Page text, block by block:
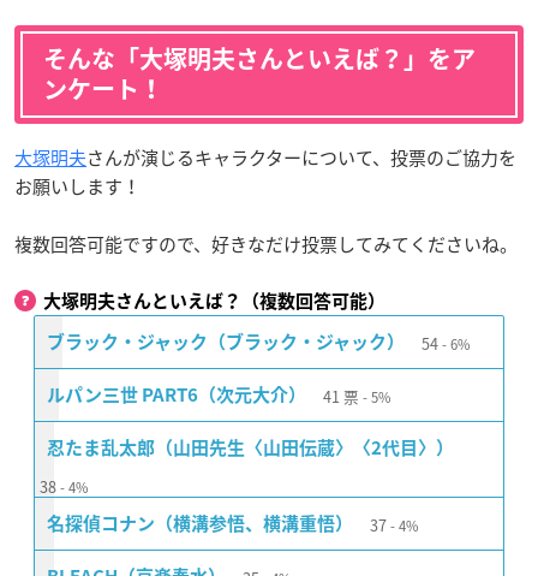
そんな「大塚明夫さんといえば？」をア
ンケート！
大塚明夫さんが演じるキャラクターについて、投票のご協力を
お願いします！
複数回答可能ですので、好きなだけ投票してみてくださいね。
大塚明夫さんといえば？（複数回答可能）
ブラック・ジャック（ブラック・ジャック） 54 6%
ルパン三世 PART6（次元大介） 41 票 5%
忍たま乱太郎（山田先生〈山田伝蔵〉〈2代目〉）
38 4%
名探偵コナン（横溝参悟、横溝重悟） 37 4%